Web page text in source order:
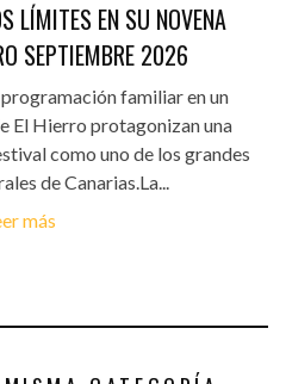
LÍMITES EN SU NOVENA
SEPTIEMBRE 2026
familiar en un
El Hierro protagonizan una
como uno de los grandes
de Canarias.La...
más